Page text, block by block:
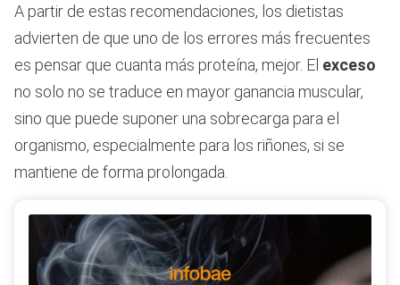
A partir de estas recomendaciones, los dietistas
advierten de que uno de los errores más frecuentes
es pensar que cuanta más proteína, mejor. El exceso
no solo no se traduce en mayor ganancia muscular,
sino que puede suponer una sobrecarga para el
organismo, especialmente para los riñones, si se
mantiene de forma prolongada.